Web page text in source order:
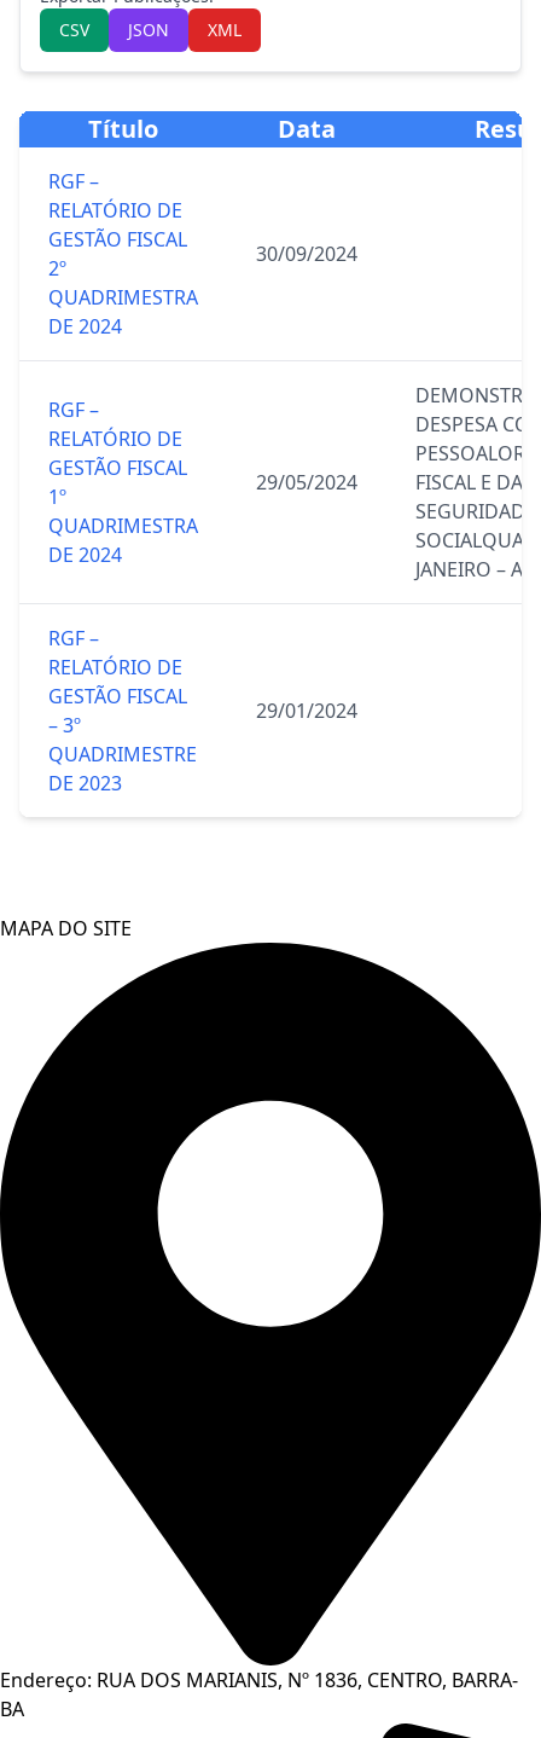
CSV
JSON XML
Título Data
RGF –
RELATÓRIO DE
GESTÃO FISCAL
2º
QUADRIMESTRA
DE 2024
30/09/2024
RGF –
RELATÓRIO DE
GESTÃO FISCAL
1º
QUADRIMESTRA
DE 2024
29/05/2024
DESPESA
FISCAL E DA
SEGURIDADE
JANEIRO –
RGF –
RELATÓRIO DE
GESTÃO FISCAL
– 3º
QUADRIMESTRE
DE 2023
29/01/2024
MAPA DO SITE
Endereço: RUA DOS MARIANIS, Nº 1836, CENTRO, BARRA-
BA